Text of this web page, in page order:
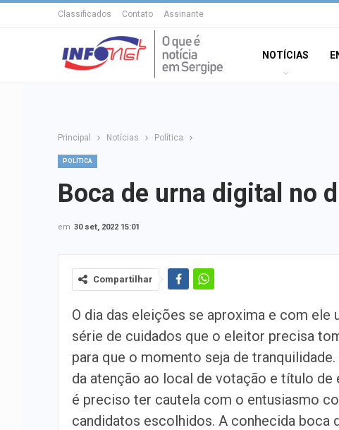
Classificados Contato Assinante
NOTÍCIAS
Principal Notícias Política
POLÍTICA
Boca de urna digital no
em 30 set, 2022 15:01
Compartilhar
O dia das eleições se aproxima e com ele
série de cuidados que o eleitor precisa
para que o momento seja de tranquilidade.
da atenção ao local de votação e título de
é preciso ter cautela com o entusiasmo
candidatos escolhidos. A conhecida boca